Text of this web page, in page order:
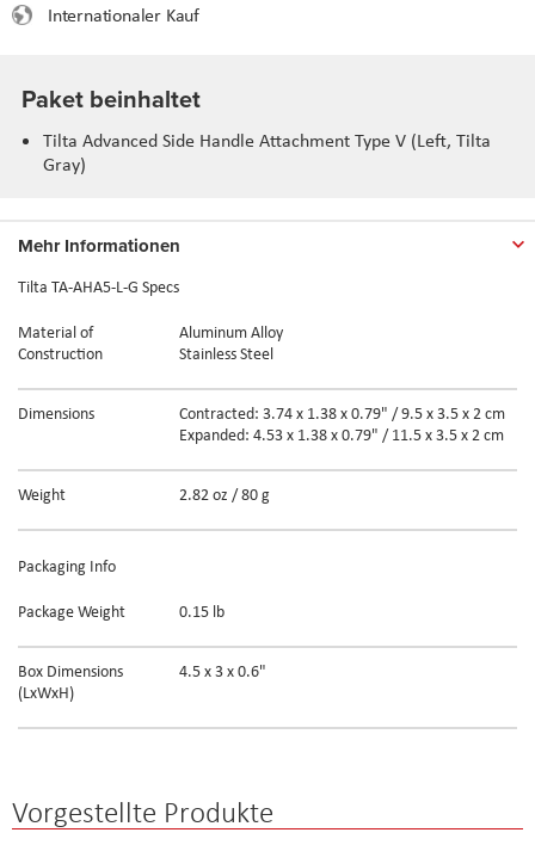
Internationaler Kauf
Paket beinhaltet
Tilta Advanced Side Handle Attachment Type V (Left, Tilta
Gray)
Mehr Informationen
Tilta TA-AHA5-L-G Specs
Material of
Construction
Aluminum Alloy
Stainless Steel
Dimensions
Contracted: 3.74 x 1.38 x 0.79" / 9.5 x 3.5 x 2 cm
Expanded: 4.53 x 1.38 x 0.79" / 11.5 x 3.5 x 2 cm
Weight 2.82 oz / 80 g
Packaging Info
Package Weight 0.15 lb
Box Dimensions
(LxWxH)
4.5 x 3 x 0.6"
Vorgestellte Produkte